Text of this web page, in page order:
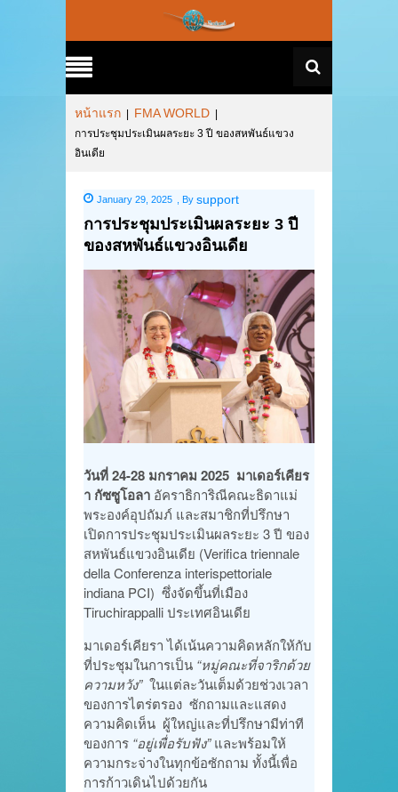
หน้าแรก FMA WORLD
การประชุมประเมินผลระยะ 3 ปี ของสหพันธ์แขวง
อินเดีย
January 29, 2025 By support
การประชุมประเมินผลระยะ 3 ปี
ของสหพันธ์แขวงอินเดีย
วันที่ 24-28 มกราคม 2025 มาเดอร์เคียร
า กัซซูโอลา อัคราธิการิณีคณะธิดาแม่
พระองค์อุปถัมภ์ และสมาชิกที่ปรึกษา
เปิดการประชุมประเมินผลระยะ 3 ปี ของ
สหพันธ์แขวงอินเดีย (Verifica triennale
della Conferenza interispettoriale
indiana PCI) ซึ่งจัดขึ้นที่เมือง
Tiruchirappalli ประเทศอินเดีย
มาเดอร์เคียรา ได้เน้นความคิดหลักให้กับ
ที่ประชุมในการเป็น “หมู่คณะที่จาริกด้วย
ความหวัง”ในแต่ละวันเต็มด้วยช่วงเวลา
ของการไตร่ตรอง ซักถามและแสดง
ความคิดเห็น ผู้ใหญ่และที่ปรึกษามีท่าที
ของการ “อยู่เพื่อรับฟัง”และพร้อมให้
ความกระจ่างในทุกข้อซักถาม ทั้งนี้เพื่อ
การก้าวเดินไปด้วยกัน